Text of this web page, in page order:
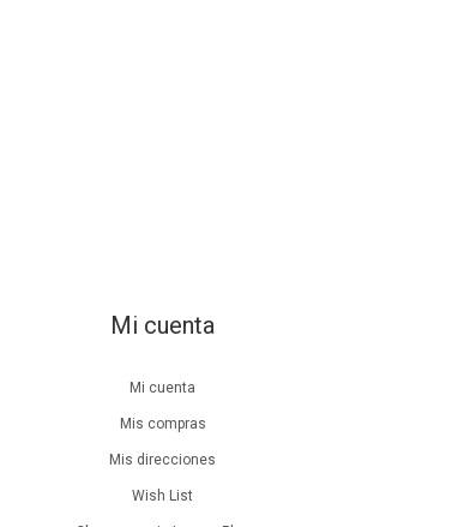
Mi cuenta
Mi cuenta
Mis compras
Mis direcciones
Wish List